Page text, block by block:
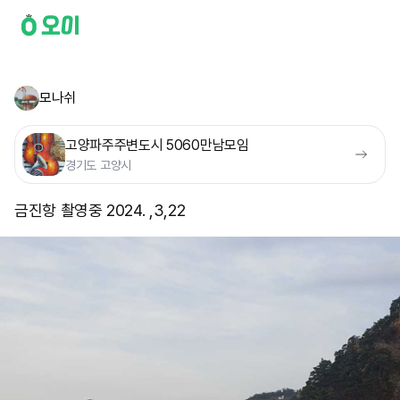
모나쉬
고양파주주변도시 5060만남모임
경기도 고양시
금진항 촬영중 2024. ,3,22